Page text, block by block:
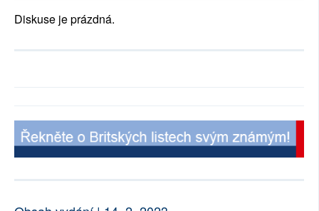
Diskuse je prázdná.